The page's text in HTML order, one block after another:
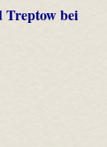
Treptow bei